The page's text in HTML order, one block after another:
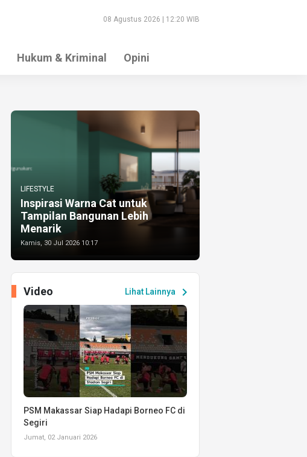
08 Agustus 2026 | 12:20 WIB
Hukum & Kriminal Opini
LIFESTYLE
Inspirasi Warna Cat untuk
Tampilan Bangunan Lebih
Menarik
Kamis, 30 Jul 2026 10:17
Lihat Lainnya chevron_right
Video
PSM Makassar Siap Hadapi Borneo FC di
Segiri
Jumat, 02 Januari 2026